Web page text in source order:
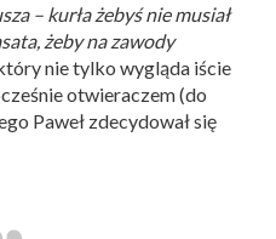
– kurła żebyś nie musiał
żeby na zawody
nie tylko wygląda iście
otwieraczem (do
Paweł zdecydował się